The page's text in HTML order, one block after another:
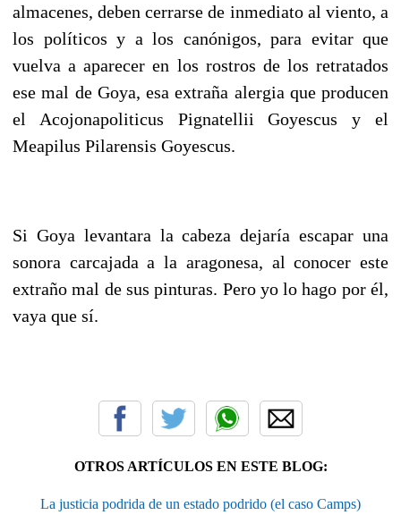
almacenes, deben cerrarse de inmediato al viento, a
los políticos y a los canónigos, para evitar que
vuelva a aparecer en los rostros de los retratados
ese mal de Goya, esa extraña alergia que producen
el Acojonapoliticus Pignatellii Goyescus y el
Meapilus Pilarensis Goyescus.
Si Goya levantara la cabeza dejaría escapar una
sonora carcajada a la aragonesa, al conocer este
extraño mal de sus pinturas. Pero yo lo hago por él,
vaya que sí.
OTROS ARTÍCULOS EN ESTE BLOG:
La justicia podrida de un estado podrido (el caso Camps)